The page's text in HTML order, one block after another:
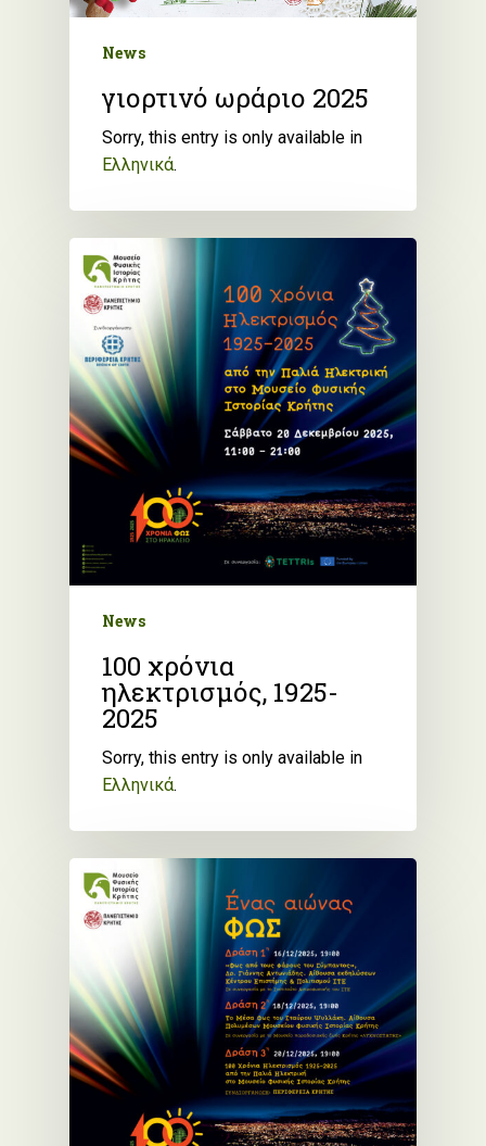
News
γιορτινό ωράριο 2025
Sorry, this entry is only available in
Ελληνικά.
News
100 χρόνια
ηλεκτρισμός, 1925-
2025
Sorry, this entry is only available in
Ελληνικά.